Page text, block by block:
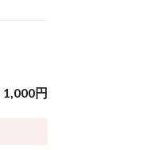
1,000円